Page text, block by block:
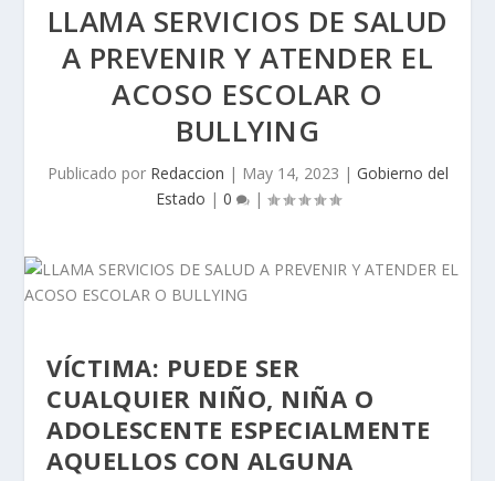
LLAMA SERVICIOS DE SALUD
A PREVENIR Y ATENDER EL
ACOSO ESCOLAR O
BULLYING
Publicado por Redaccion | May 14, 2023 | Gobierno del
Estado | 0 |
VÍCTIMA: PUEDE SER
CUALQUIER NIÑO, NIÑA O
ADOLESCENTE ESPECIALMENTE
AQUELLOS CON ALGUNA